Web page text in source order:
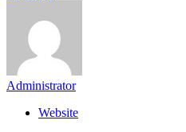
Administrator
Website